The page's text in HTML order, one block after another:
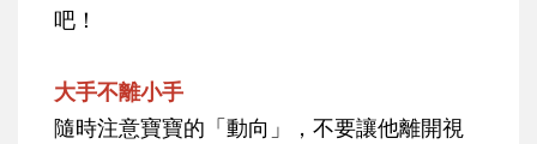
吧！
大手不離小手
隨時注意寶寶的「動向」，不要讓他離開視